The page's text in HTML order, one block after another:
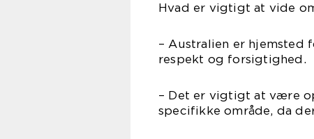
Hvad er vigtigt at vide
– Australien er
respekt og forsigtighed.
– Det er vigtigt at være
specifikke område, da